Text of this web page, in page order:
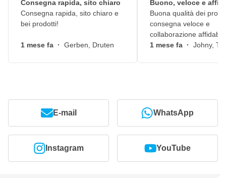
Consegna rapida, sito chiaro
Consegna rapida, sito chiaro e
bei prodotti!
1 mese fa · Gerben, Druten
Buono, veloce e
Buona qualità dei
consegna veloce e
collaborazione
1 mese fa · Johny,
E-mail WhatsApp
Instagram YouTube